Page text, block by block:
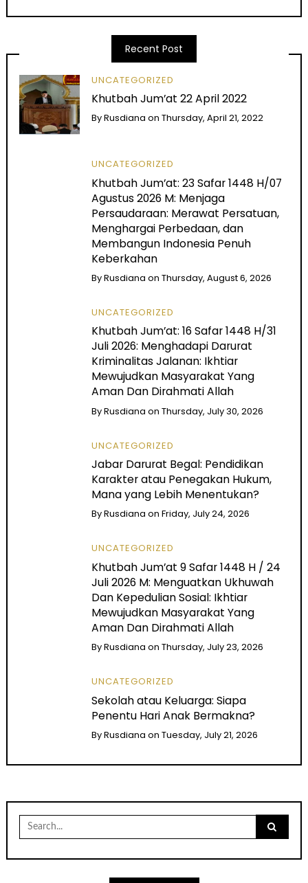
Recent Post
UNCATEGORIZED
Khutbah Jum’at 22 April 2022
ByRusdiana onThursday, April 21, 2022
UNCATEGORIZED
Khutbah Jum’at: 23 Safar 1448 H/07
Agustus 2026 M: Menjaga
Persaudaraan: Merawat Persatuan,
Menghargai Perbedaan, dan
Membangun Indonesia Penuh
Keberkahan
ByRusdiana onThursday, August 6, 2026
UNCATEGORIZED
Khutbah Jum’at: 16 Safar 1448 H/31
Juli 2026: Menghadapi Darurat
Kriminalitas Jalanan: Ikhtiar
Mewujudkan Masyarakat Yang
Aman Dan Dirahmati Allah
ByRusdiana onThursday, July 30, 2026
UNCATEGORIZED
Jabar Darurat Begal: Pendidikan
Karakter atau Penegakan Hukum,
Mana yang Lebih Menentukan?
ByRusdiana onFriday, July 24, 2026
UNCATEGORIZED
Khutbah Jum’at 9 Safar 1448 H / 24
Juli 2026 M: Menguatkan Ukhuwah
Dan Kepedulian Sosial: Ikhtiar
Mewujudkan Masyarakat Yang
Aman Dan Dirahmati Allah
ByRusdiana onThursday, July 23, 2026
UNCATEGORIZED
Sekolah atau Keluarga: Siapa
Penentu Hari Anak Bermakna?
ByRusdiana onTuesday, July 21, 2026
Search
for: